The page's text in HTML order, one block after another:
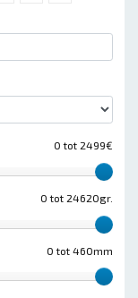
0 tot 2499€
0 tot 24620gr.
0 tot 460mm